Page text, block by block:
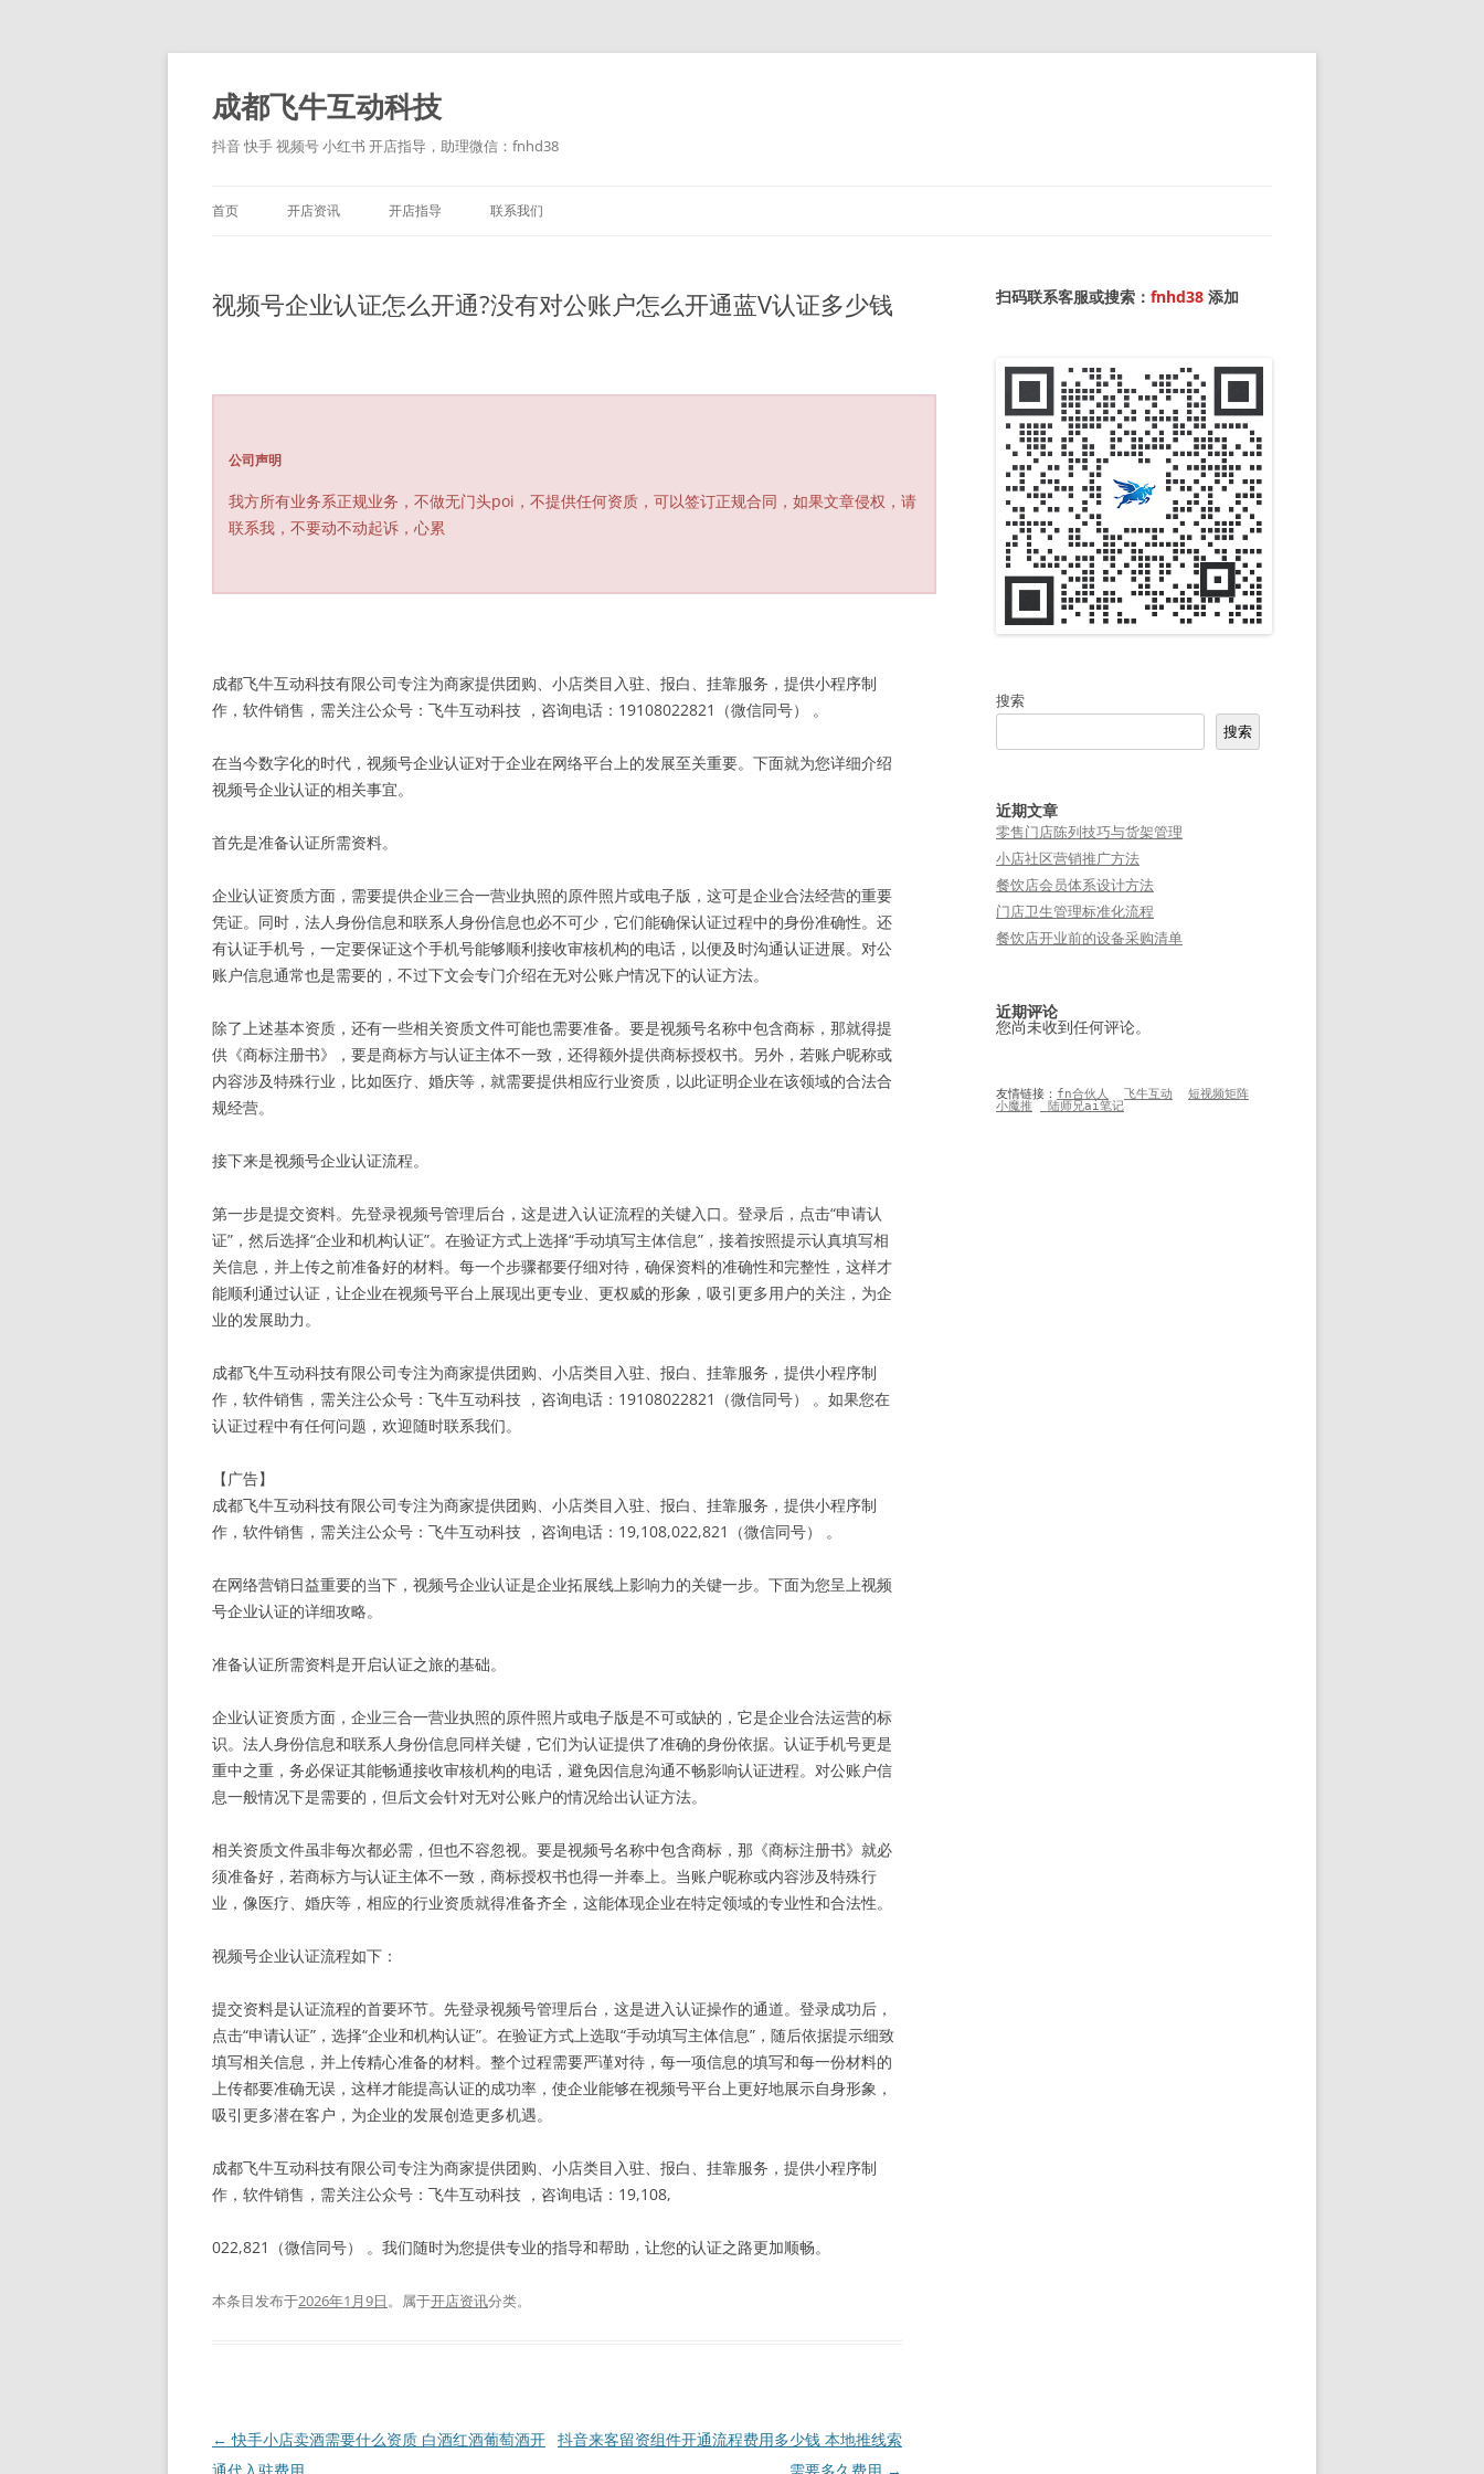
跳
文
成都飞牛互动科技
抖音 快手 视频号 小红书 开店指导，助理微信：fnhd38
首页 开店资讯 开店指导 联系我们
视频号企业认证怎么开通?没有对公账户怎么开通蓝V认证多少钱
公司声明
我方所有业务系正规业务，不做无门头poi，不提供任何资质，可以签订正规合同，如果文章侵权，请
联系我，不要动不动起诉，心累
成都飞牛互动科技有限公司专注为商家提供团购、小店类目入驻、报白、挂靠服务，提供小程序制
作，软件销售，需关注公众号：飞牛互动科技 ，咨询电话：19108022821（微信同号） 。
在当今数字化的时代，视频号企业认证对于企业在网络平台上的发展至关重要。下面就为您详细介绍
视频号企业认证的相关事宜。
首先是准备认证所需资料。
企业认证资质方面，需要提供企业三合一营业执照的原件照片或电子版，这可是企业合法经营的重要
凭证。同时，法人身份信息和联系人身份信息也必不可少，它们能确保认证过程中的身份准确性。还
有认证手机号，一定要保证这个手机号能够顺利接收审核机构的电话，以便及时沟通认证进展。对公
账户信息通常也是需要的，不过下文会专门介绍在无对公账户情况下的认证方法。
除了上述基本资质，还有一些相关资质文件可能也需要准备。要是视频号名称中包含商标，那就得提
供《商标注册书》，要是商标方与认证主体不一致，还得额外提供商标授权书。另外，若账户昵称或
内容涉及特殊行业，比如医疗、婚庆等，就需要提供相应行业资质，以此证明企业在该领域的合法合
规经营。
接下来是视频号企业认证流程。
第一步是提交资料。先登录视频号管理后台，这是进入认证流程的关键入口。登录后，点击“申请认
证”，然后选择“企业和机构认证”。在验证方式上选择“手动填写主体信息”，接着按照提示认真填写相
关信息，并上传之前准备好的材料。每一个步骤都要仔细对待，确保资料的准确性和完整性，这样才
能顺利通过认证，让企业在视频号平台上展现出更专业、更权威的形象，吸引更多用户的关注，为企
业的发展助力。
成都飞牛互动科技有限公司专注为商家提供团购、小店类目入驻、报白、挂靠服务，提供小程序制
作，软件销售，需关注公众号：飞牛互动科技 ，咨询电话：19108022821（微信同号） 。如果您在
认证过程中有任何问题，欢迎随时联系我们。
【广告】
成都飞牛互动科技有限公司专注为商家提供团购、小店类目入驻、报白、挂靠服务，提供小程序制
作，软件销售，需关注公众号：飞牛互动科技 ，咨询电话：19,108,022,821（微信同号） 。
在网络营销日益重要的当下，视频号企业认证是企业拓展线上影响力的关键一步。下面为您呈上视频
号企业认证的详细攻略。
准备认证所需资料是开启认证之旅的基础。
企业认证资质方面，企业三合一营业执照的原件照片或电子版是不可或缺的，它是企业合法运营的标
识。法人身份信息和联系人身份信息同样关键，它们为认证提供了准确的身份依据。认证手机号更是
重中之重，务必保证其能畅通接收审核机构的电话，避免因信息沟通不畅影响认证进程。对公账户信
息一般情况下是需要的，但后文会针对无对公账户的情况给出认证方法。
相关资质文件虽非每次都必需，但也不容忽视。要是视频号名称中包含商标，那《商标注册书》就必
须准备好，若商标方与认证主体不一致，商标授权书也得一并奉上。当账户昵称或内容涉及特殊行
业，像医疗、婚庆等，相应的行业资质就得准备齐全，这能体现企业在特定领域的专业性和合法性。
视频号企业认证流程如下：
提交资料是认证流程的首要环节。先登录视频号管理后台，这是进入认证操作的通道。登录成功后，
点击“申请认证”，选择“企业和机构认证”。在验证方式上选取“手动填写主体信息”，随后依据提示细致
填写相关信息，并上传精心准备的材料。整个过程需要严谨对待，每一项信息的填写和每一份材料的
上传都要准确无误，这样才能提高认证的成功率，使企业能够在视频号平台上更好地展示自身形象，
吸引更多潜在客户，为企业的发展创造更多机遇。
成都飞牛互动科技有限公司专注为商家提供团购、小店类目入驻、报白、挂靠服务，提供小程序制
作，软件销售，需关注公众号：飞牛互动科技 ，咨询电话：19,108,
022,821（微信同号） 。我们随时为您提供专业的指导和帮助，让您的认证之路更加顺畅。
本条目发布于2026年1月9日。属于开店资讯分类。
文
← 快手小店卖酒需要什么资质 白酒红酒葡萄酒开 抖音来客留资组件开通流程费用多少钱 本地推线索
扫码联系客服或搜索： fnhd38 添加
搜索
搜索
近期文章
零售门店陈列技巧与货架管理
小店社区营销推广方法
餐饮店会员体系设计方法
门店卫生管理标准化流程
餐饮店开业前的设备采购清单
近期评论
您尚未收到任何评论。
友情链接： fn合伙人 飞牛互动 短视频矩阵
小魔推 陆师兄ai笔记